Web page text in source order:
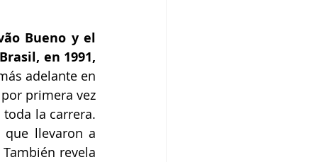
Bueno y el
en 1991,
adelante en
primera vez
la carrera.
que llevaron a
revela